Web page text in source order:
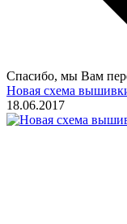
Спасибо, мы Вам
Новая схема
18.06.2017